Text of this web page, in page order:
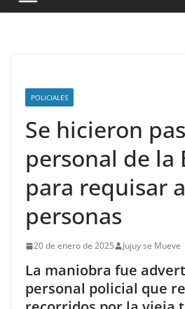
POLICIALES
Se hicieron
personal de la
para requisar
personas
20 de enero de 2025 Jujuy se Mueve
La maniobra fue
personal policial que